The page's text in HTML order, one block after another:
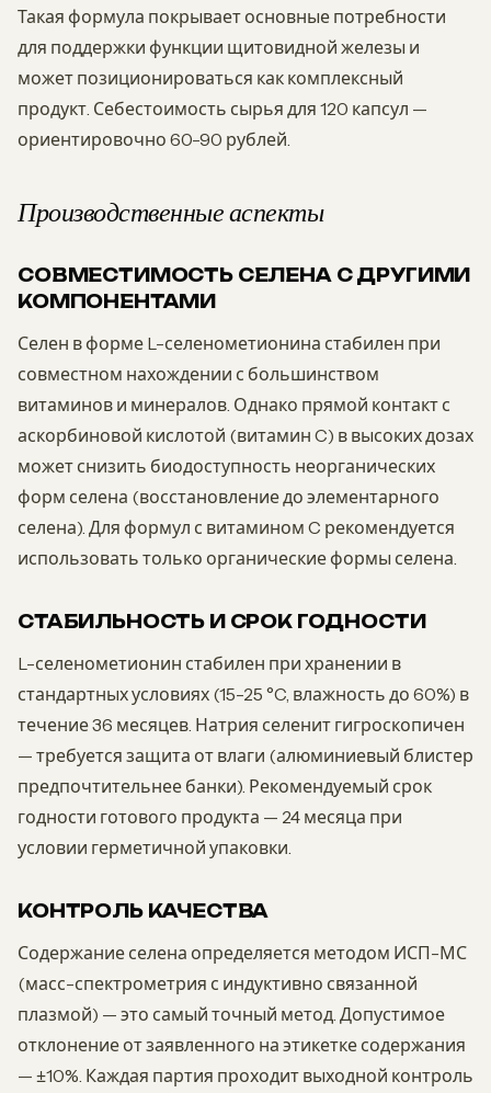
Такая формула покрывает основные потребности
для поддержки функции щитовидной железы и
может позиционироваться как комплексный
продукт. Себестоимость сырья для 120 капсул —
ориентировочно 60-90 рублей.
Производственные аспекты
СОВМЕСТИМОСТЬ СЕЛЕНА С ДРУГИМИ
КОМПОНЕНТАМИ
Селен в форме L-селенометионина стабилен при
совместном нахождении с большинством
витаминов и минералов. Однако прямой контакт с
аскорбиновой кислотой (витамин C) в высоких дозах
может снизить биодоступность неорганических
форм селена (восстановление до элементарного
селена). Для формул с витамином C рекомендуется
использовать только органические формы селена.
СТАБИЛЬНОСТЬ И СРОК ГОДНОСТИ
L-селенометионин стабилен при хранении в
стандартных условиях (15-25 °C, влажность до 60%) в
течение 36 месяцев. Натрия селенит гигроскопичен
— требуется защита от влаги (алюминиевый блистер
предпочтительнее банки). Рекомендуемый срок
годности готового продукта — 24 месяца при
условии герметичной упаковки.
КОНТРОЛЬ КАЧЕСТВА
Содержание селена определяется методом ИСП-МС
(масс-спектрометрия с индуктивно связанной
плазмой) — это самый точный метод. Допустимое
отклонение от заявленного на этикетке содержания
— ±10%. Каждая партия проходит выходной контроль